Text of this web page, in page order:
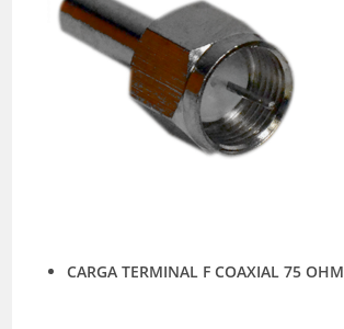
CARGA TERMINAL F COAXIAL 75 OHM